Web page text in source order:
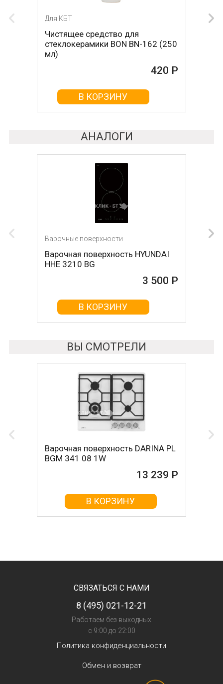
Для КБТ
Чистящее средство для
стеклокерамики BON BN-162 (250
мл)
420 Р
В КОРЗИНУ
Для КБТ
Скребок для ухода за
стеклокерамикой BON BN-603
В КОРЗИНУ
АНАЛОГИ
Варочные поверхности
Варочная поверхность HYUNDAI
HHE 3210 BG
3 500 Р
В КОРЗИНУ
Варочные поверхности
Варочная поверхность DARINA
1T17 BGС 341 12 B
3 680 Р
В КОРЗИНУ
ВЫ СМОТРЕЛИ
Варочная поверхность DARINA PL
BGM 341 08 1W
13 239 Р
В КОРЗИНУ
СВЯЗАТЬСЯ С НАМИ
8 (495) 021-12-21
Работаем без выходных
с 9:00 до 22:00
Политика конфиденциальности
Обмен и возврат